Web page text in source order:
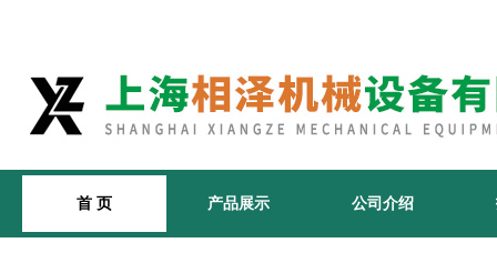
首 页 产品展示 公司介绍